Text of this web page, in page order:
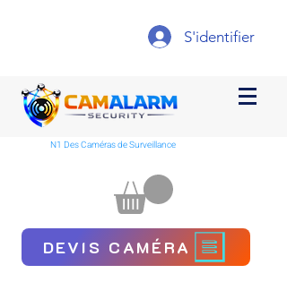
S'identifier
N1 Des Caméras de Surveillance
DEVIS CAMÉRA